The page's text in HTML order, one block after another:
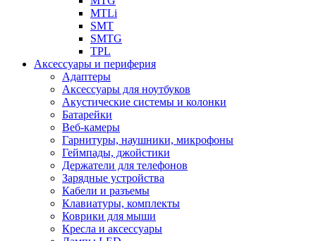
MTLi
SMT
SMTG
TPL
Аксессуары и периферия
Адаптеры
Аксессуары для ноутбуков
Акустические системы и колонки
Батарейки
Веб-камеры
Гарнитуры, наушники, микрофоны
Геймпады, джойстики
Держатели для телефонов
Зарядные устройства
Кабели и разъемы
Клавиатуры, комплекты
Коврики для мыши
Кресла и аксессуары